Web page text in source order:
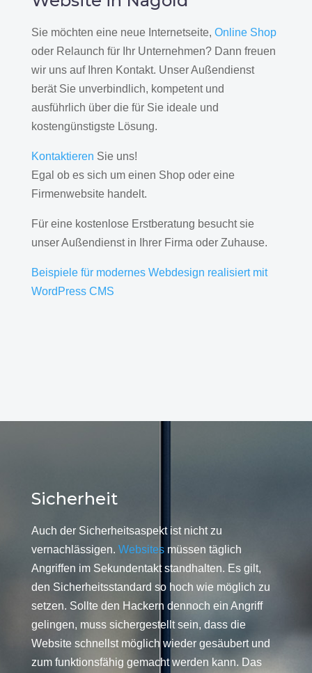
Sie möchten eine neue Internetseite, Online Shop
oder Relaunch für Ihr Unternehmen? Dann freuen
wir uns auf Ihren Kontakt. Unser Außendienst
berät Sie unverbindlich, kompetent und
ausführlich über die für Sie ideale und
kostengünstigste Lösung.
Kontaktieren Sie uns!
Egal ob es sich um einen Shop oder eine
Firmenwebsite handelt.
Für eine kostenlose Erstberatung besucht sie
unser Außendienst in Ihrer Firma oder Zuhause.
Beispiele für modernes Webdesign realisiert mit
WordPress CMS
Sicherheit
Auch der Sicherheitsaspekt ist nicht zu
vernachlässigen. Websitesmüssen täglich
Angriffen im Sekundentakt standhalten. Es gilt,
den Sicherheitsstandard so hoch wie möglich zu
setzen. Sollte den Hackern dennoch ein Angriff
gelingen, muss sichergestellt sein, dass die
Website schnellst möglich wieder gesäubert und
zum funktionsfähig gemacht werden kann. Das